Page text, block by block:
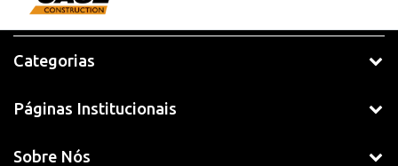
Categorias
Páginas Institucionais
Sobre Nós